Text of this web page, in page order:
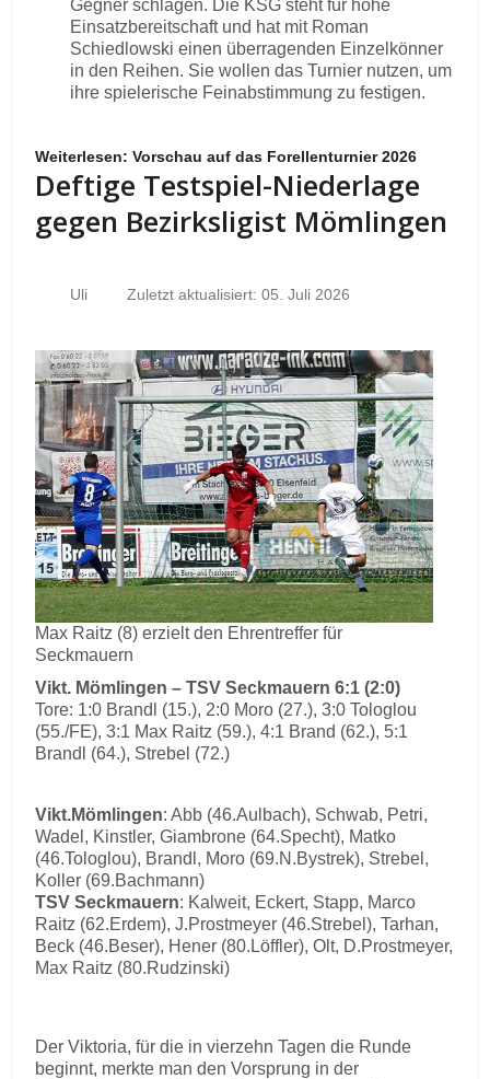
Gegner schlagen. Die KSG steht für hohe
Einsatzbereitschaft und hat mit Roman
Schiedlowski einen überragenden Einzelkönner
in den Reihen. Sie wollen das Turnier nutzen, um
ihre spielerische Feinabstimmung zu festigen.
Weiterlesen: Vorschau auf das Forellenturnier 2026
Deftige Testspiel-Niederlage
gegen Bezirksligist Mömlingen
Uli Zuletzt aktualisiert: 05. Juli 2026
Max Raitz (8) erzielt den Ehrentreffer für
Seckmauern
Vikt. Mömlingen – TSV Seckmauern 6:1 (2:0)
Tore: 1:0 Brandl (15.), 2:0 Moro (27.), 3:0 Tologlou
(55./FE), 3:1 Max Raitz (59.), 4:1 Brand (62.), 5:1
Brandl (64.), Strebel (72.)
Vikt.Mömlingen: Abb (46.Aulbach), Schwab, Petri,
Wadel, Kinstler, Giambrone (64.Specht), Matko
(46.Tologlou), Brandl, Moro (69.N.Bystrek), Strebel,
Koller (69.Bachmann)
TSV Seckmauern: Kalweit, Eckert, Stapp, Marco
Raitz (62.Erdem), J.Prostmeyer (46.Strebel), Tarhan,
Beck (46.Beser), Hener (80.Löffler), Olt, D.Prostmeyer,
Max Raitz (80.Rudzinski)
Der Viktoria, für die in vierzehn Tagen die Runde
beginnt, merkte man den Vorsprung in der